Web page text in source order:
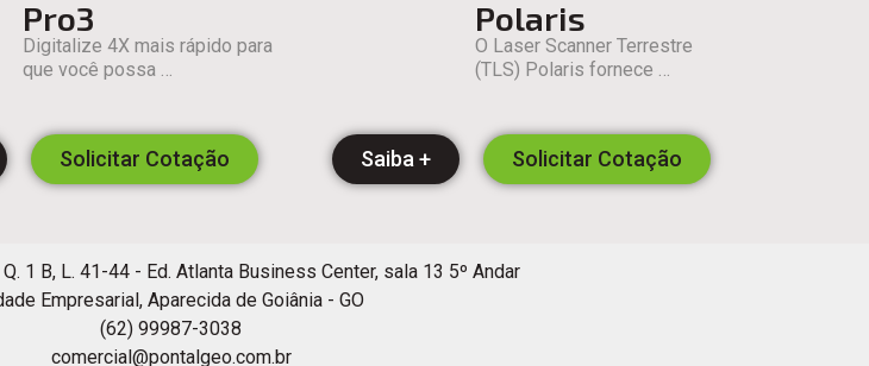
Pro3
Digitalize 4X mais rápido para
que você possa …
Solicitar Cotação
Polaris
O Laser Scanner Terrestre
(TLS) Polaris fornece …
Saiba + Solicitar Cotação
1 B, L. 41-44 - Ed. Atlanta Business Center, sala 13 5º Andar
Empresarial, Aparecida de Goiânia - GO
(62) 99987-3038
comercial@pontalgeo.com.br